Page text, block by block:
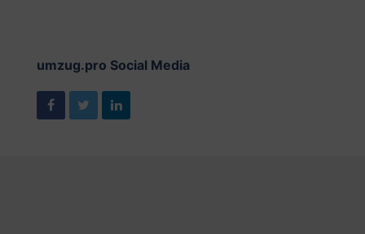
umzug.pro Social Media